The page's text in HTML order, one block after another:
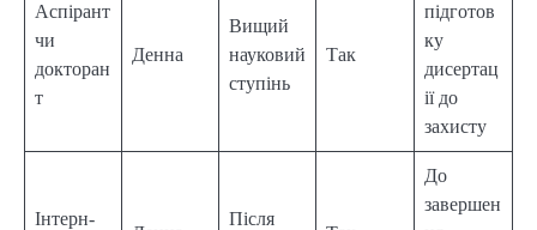
Аспірант
чи
докторан
т
Денна
Вищий
науковий
ступінь
Так
підготов
ку
дисертац
ії до
захисту
Інтерн-
Після
До
завершен